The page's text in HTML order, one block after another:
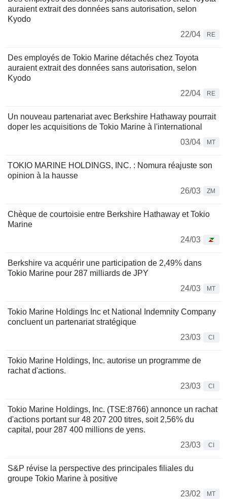
auraient extrait des données sans autorisation, selon
Kyodo
22/04
RE
Des employés de Tokio Marine détachés chez Toyota
auraient extrait des données sans autorisation, selon
Kyodo
22/04
RE
Un nouveau partenariat avec Berkshire Hathaway pourrait
doper les acquisitions de Tokio Marine à l'international
03/04
MT
TOKIO MARINE HOLDINGS, INC. : Nomura réajuste son
opinion à la hausse
26/03
ZM
Chèque de courtoisie entre Berkshire Hathaway et Tokio
Marine
24/03
Berkshire va acquérir une participation de 2,49% dans
Tokio Marine pour 287 milliards de JPY
24/03
MT
Tokio Marine Holdings Inc et National Indemnity Company
concluent un partenariat stratégique
23/03
CI
Tokio Marine Holdings, Inc. autorise un programme de
rachat d'actions.
23/03
CI
Tokio Marine Holdings, Inc. (TSE:8766) annonce un rachat
d'actions portant sur 48 207 200 titres, soit 2,56% du
capital, pour 287 400 millions de yens.
23/03
CI
S&P révise la perspective des principales filiales du
groupe Tokio Marine à positive
23/02
MT